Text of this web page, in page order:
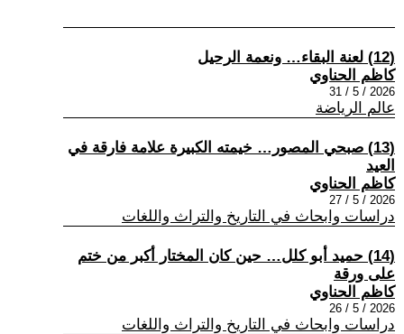
(12) لعنة البقاء… ونعمة الرحيل
كاظم الحناوي
2026 / 5 / 31
عالم الرياضة
(13) صبحي المصور… خيمته الكبيرة علامة فارقة في
العيد
كاظم الحناوي
2026 / 5 / 27
دراسات وابحاث في التاريخ والتراث واللغات
(14) حميد أبو كلل… حين كان المختار أكبر من ختم
على ورقة
كاظم الحناوي
2026 / 5 / 26
دراسات وابحاث في التاريخ والتراث واللغات